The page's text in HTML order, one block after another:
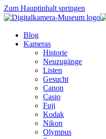
Zum Hauptinhalt springen
Blog
Kameras
Historie
Neuzugänge
Listen
Gesucht
Canon
Casio
Fuji
Kodak
Nikon
Olympus